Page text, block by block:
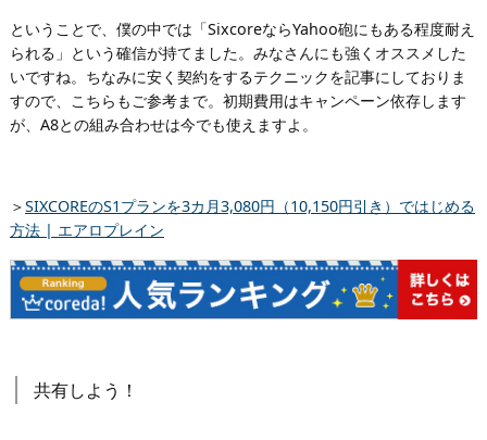
ということで、僕の中では「SixcoreならYahoo砲にもある程度耐え
られる」という確信が持てました。みなさんにも強くオススメした
いですね。ちなみに安く契約をするテクニックを記事にしておりま
すので、こちらもご参考まで。初期費用はキャンペーン依存します
が、A8との組み合わせは今でも使えますよ。
＞SIXCOREのS1プランを3カ月3,080円（10,150円引き）ではじめる
方法 | エアロプレイン
共有しよう！